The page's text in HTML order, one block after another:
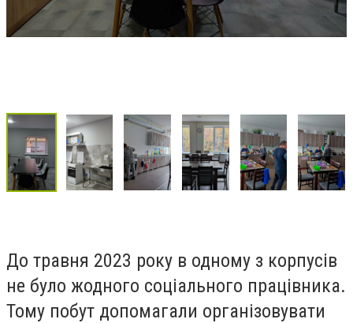
До травня 2023 року в одному з корпусів
не було жодного соціального працівника.
Тому побут допомагали організовувати